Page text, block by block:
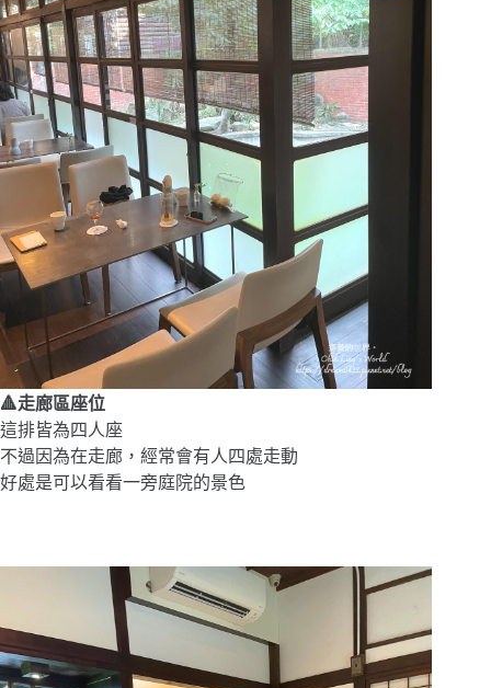
🔺走廊區座位
這排皆為四人座
不過因為在走廊，經常會有人四處走動
好處是可以看看一旁庭院的景色